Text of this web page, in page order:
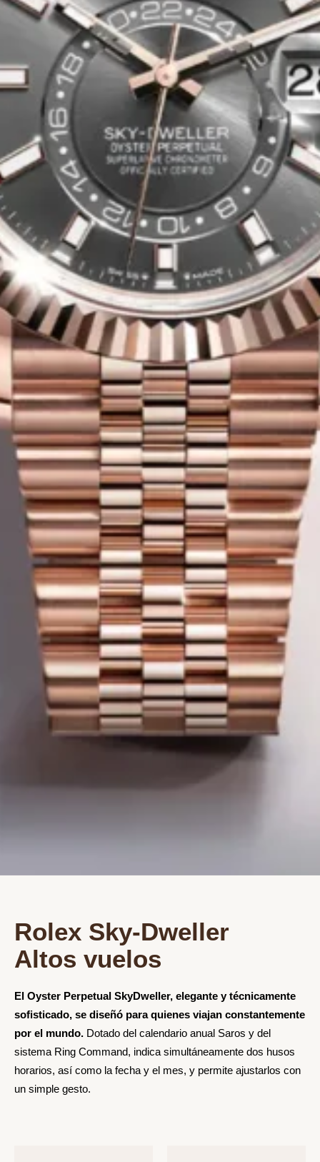
Rolex Sky-Dweller
Altos vuelos
El Oyster Perpetual SkyDweller, elegante y técnicamente
sofisticado, se diseñó para quienes viajan constantemente
por el mundo. Dotado del calendario anual Saros y del
sistema Ring Command, indica simultáneamente dos husos
horarios, así como la fecha y el mes, y permite ajustarlos con
un simple gesto.